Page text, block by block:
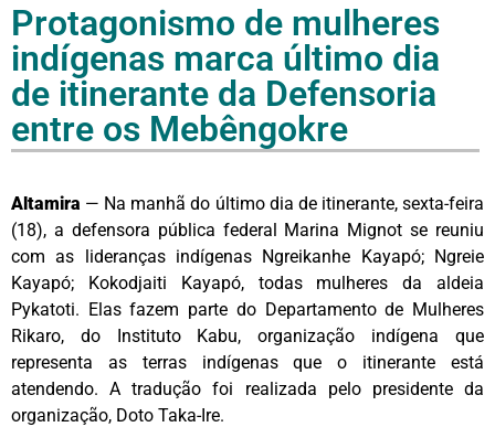
Protagonismo de mulheres
indígenas marca último dia
de itinerante da Defensoria
entre os Mebêngokre
Altamira — Na manhã do último dia de itinerante, sexta-feira
(18), a defensora pública federal Marina Mignot se reuniu
com as lideranças indígenas Ngreikanhe Kayapó; Ngreie
Kayapó; Kokodjaiti Kayapó, todas mulheres da aldeia
Pykatoti. Elas fazem parte do Departamento de Mulheres
Rikaro, do Instituto Kabu, organização indígena que
representa as terras indígenas que o itinerante está
atendendo. A tradução foi realizada pelo presidente da
organização, Doto Taka-Ire.